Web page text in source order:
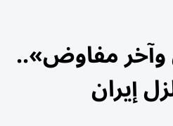
مفاوض»..
إيران